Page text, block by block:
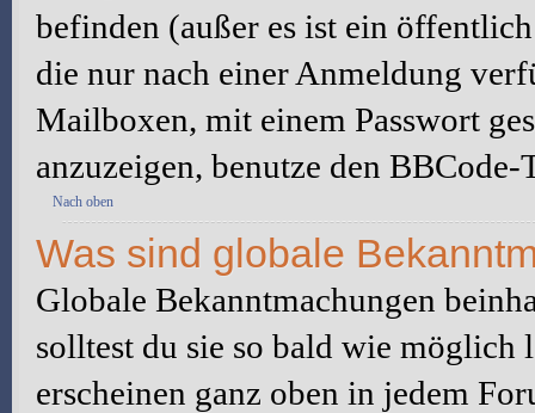
befinden (außer es ist ein
die nur nach einer Anmeldung
Mailboxen, mit einem Passwort
anzuzeigen, benutze den
Nach oben
Was sind globale
Globale Bekanntmachungen
solltest du sie so bald wie möglich
erscheinen ganz oben in jedem